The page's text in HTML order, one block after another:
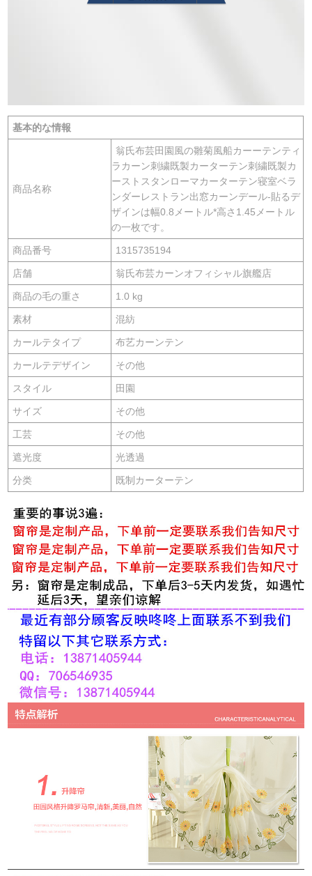
基本的な情報
商品名称
翁氏布芸田園風の雛菊風船カーーテンティ
ラカーン刺繍既製カーターテン刺繍既製カ
ーストスタンローマカーターテン寝室ベラ
ンダーレストラン出窓カーンデール-貼るデ
ザインは幅0.8メートル*高さ1.45メートル
の一枚です。
商品番号 1315735194
店舗 翁氏布芸カーンオフィシャル旗艦店
商品の毛の重さ 1.0 kg
素材 混紡
カールテタイプ 布艺カーンテン
カールテデザイン その他
スタイル 田園
サイズ その他
工芸 その他
遮光度 光透過
分类 既制カーターテン